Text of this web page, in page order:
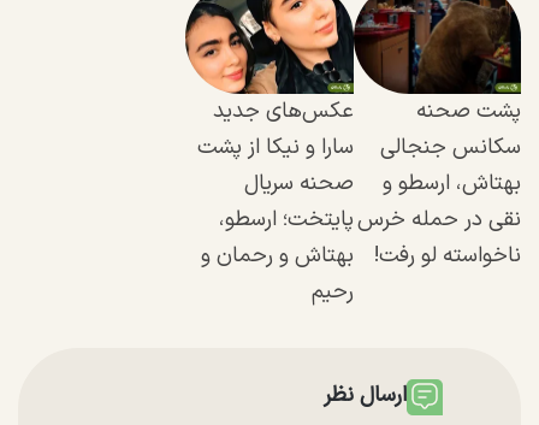
پشت صحنه
سکانس جنجالی
بهتاش، ارسطو و
نقی در حمله خرس
ناخواسته لو رفت!
عکس‌های جدید
سارا و نیکا از پشت
صحنه سریال
پایتخت؛ ارسطو،
بهتاش و رحمان و
رحیم
ارسال نظر